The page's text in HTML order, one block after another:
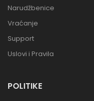
Narudžbenice
Vraćanje
Support
Uslovi i Pravila
POLITIKE